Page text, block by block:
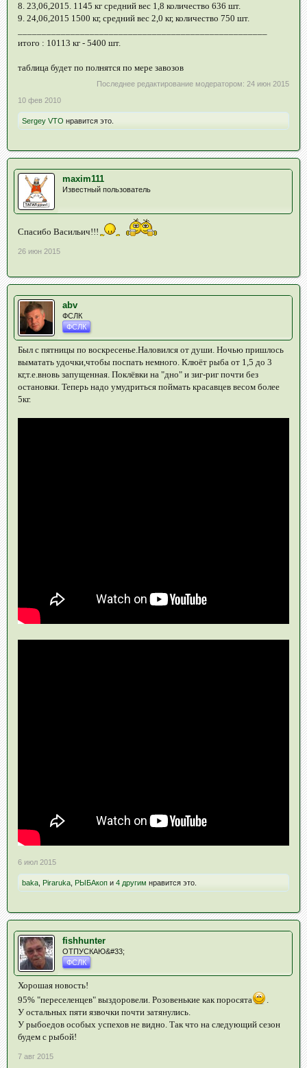
8. 23,06,2015. 1145 кг средний вес 1,8 количество 636 шт.
9. 24,06,2015 1500 кг, средний вес 2,0 кг, количество 750 шт.
итого : 10113 кг - 5400 шт.
таблица будет по полнятся по мере завозов
Последнее редактирование модератором: 24 июн 2015
10 фев 2010
Sergey VTO нравится это.
maxim111
Известный пользователь
Спасибо Васильич!!!
26 июн 2015
abv
ФСЛК
ФСЛК
Был с пятницы по воскресенье.Наловился от души. Ночью пришлось
выматать удочки,чтобы поспать немного. Клюёт рыба от 1,5 до 3
кг,т.е.вновь запущенная. Поклёвки на "дно" и зиг-риг почти без
остановки. Теперь надо умудриться поймать красавцев весом более
5кг.
6 июл 2015
baka Piraruka РЫБАкоп и 4 другим нравится это.
fishhunter
ОТПУСКАЮ&#33;
ФСЛК
Хорошая новость!
95% "переселенцев" выздоровели. Розовенькие как поросята
.
У остальных пяти язвочки почти затянулись.
У рыбоедов особых успехов не видно. Так что на следующий сезон
будем с рыбой!
7 авг 2015